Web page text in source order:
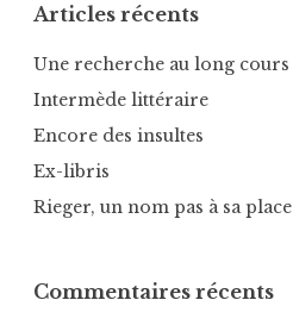
n
d
B
e
r
n
O
i
k
n
,
M
e
z
Articles récents
Une recherche au long cours
Intermède littéraire
Encore des insultes
Ex-libris
Rieger, un nom pas à sa place
Commentaires récents